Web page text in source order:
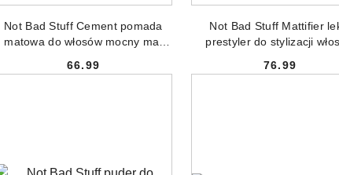
Not Bad Stuff Cement pomada
matowa do włosów mocny mat
Cena:
66.99
Not Bad Stuff Mattifier
prestyler do stylizacji
Cena:
76.99